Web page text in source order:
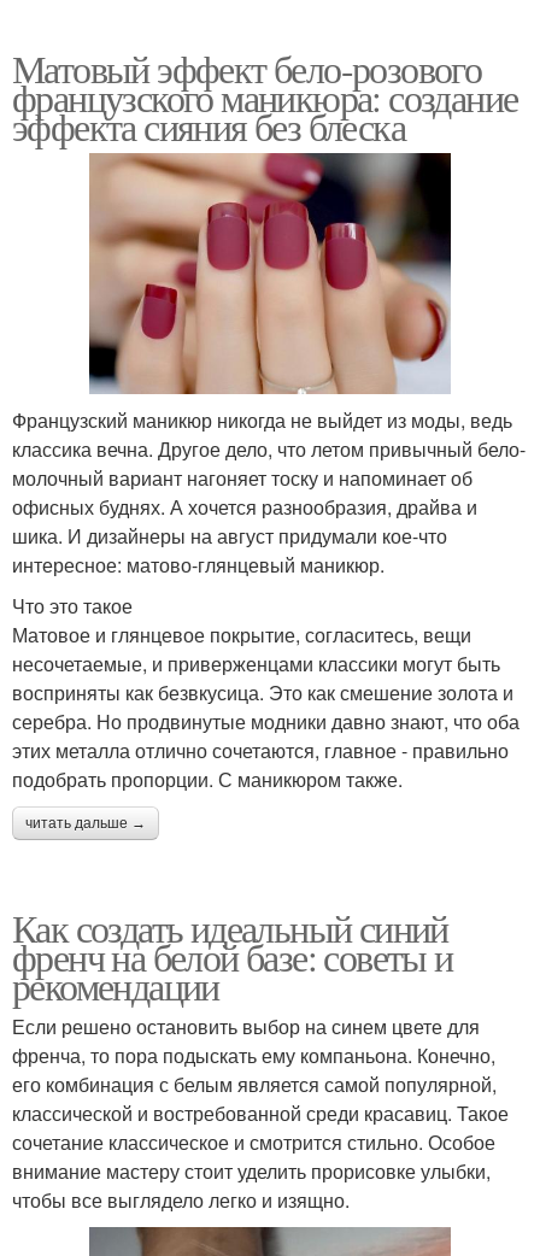
Матовый эффект бело-розового
французского маникюра: создание
эффекта сияния без блеска
Французский маникюр никогда не выйдет из моды, ведь
классика вечна. Другое дело, что летом привычный бело-
молочный вариант нагоняет тоску и напоминает об
офисных буднях. А хочется разнообразия, драйва и
шика. И дизайнеры на август придумали кое-что
интересное: матово-глянцевый маникюр.
Что это такое
Матовое и глянцевое покрытие, согласитесь, вещи
несочетаемые, и приверженцами классики могут быть
восприняты как безвкусица. Это как смешение золота и
серебра. Но продвинутые модники давно знают, что оба
этих металла отлично сочетаются, главное - правильно
подобрать пропорции. С маникюром также.
читать дальше →
Как создать идеальный синий
френч на белой базе: советы и
рекомендации
Если решено остановить выбор на синем цвете для
френча, то пора подыскать ему компаньона. Конечно,
его комбинация с белым является самой популярной,
классической и востребованной среди красавиц. Такое
сочетание классическое и смотрится стильно. Особое
внимание мастеру стоит уделить прорисовке улыбки,
чтобы все выглядело легко и изящно.